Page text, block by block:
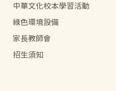
中華文化校本學習活動
綠色環境設備
家長教師會
招生須知